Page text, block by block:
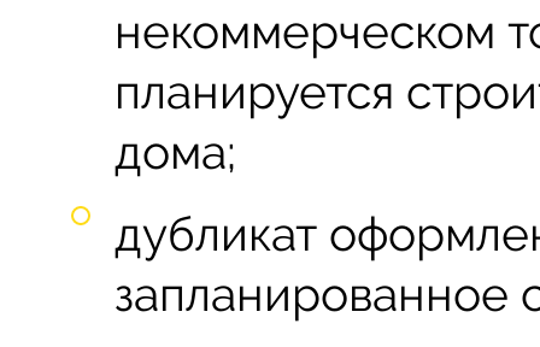
некоммерческом
планируется
дома;
дубликат
запланированное